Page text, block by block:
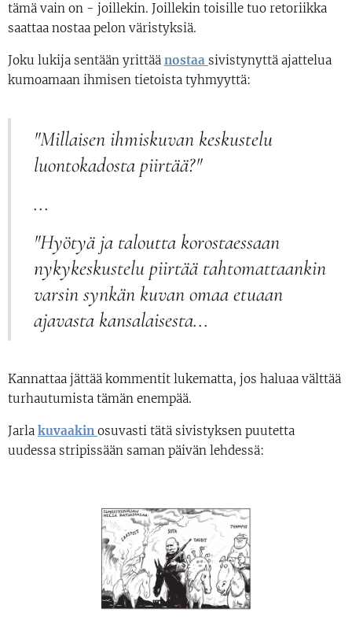
tämä vain on - joillekin. Joillekin toisille tuo retoriikka
saattaa nostaa pelon väristyksiä.
Joku lukija sentään yrittää nostaa sivistynyttä ajattelua
kumoamaan ihmisen tietoista tyhmyyttä:
"Millaisen ihmiskuvan keskustelu
luontokadosta piirtää?"
...
"Hyötyä ja taloutta korostaessaan
nykykeskustelu piirtää tahtomattaankin
varsin synkän kuvan omaa etuaan
ajavasta kansalaisesta...
Kannattaa jättää kommentit lukematta, jos haluaa välttää
turhautumista tämän enempää.
Jarla kuvaakin osuvasti tätä sivistyksen puutetta
uudessa stripissään saman päivän lehdessä: